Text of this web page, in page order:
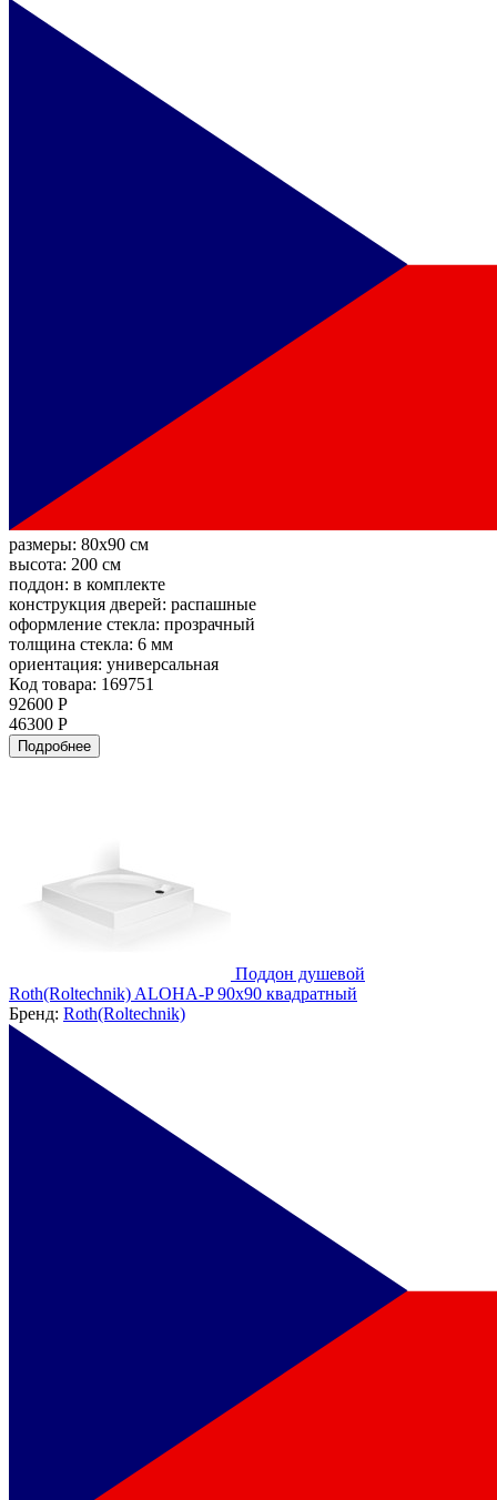
размеры: 80x90 см
высота: 200 см
поддон: в комплекте
конструкция дверей: распашные
оформление стекла: прозрачный
толщина стекла: 6 мм
ориентация: универсальная
Код товара: 169751
92600 Р
46300 Р
Подробнее
Поддон душевой
Roth(Roltechnik) ALOHA-P 90x90 квадратный
Бренд: Roth(Roltechnik)